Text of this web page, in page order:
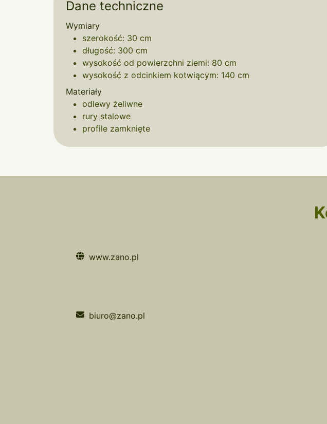
Dane techniczne
Wymiary
szerokość: 30 cm
długość: 300 cm
wysokość od powierzchni ziemi: 80 cm
wysokość z odcinkiem kotwiącym: 140 cm
Materiały
odlewy żeliwne
rury stalowe
profile zamknięte
www.zano.pl
biuro@zano.pl